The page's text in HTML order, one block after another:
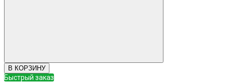
В КОРЗИНУ
Быстрый заказ